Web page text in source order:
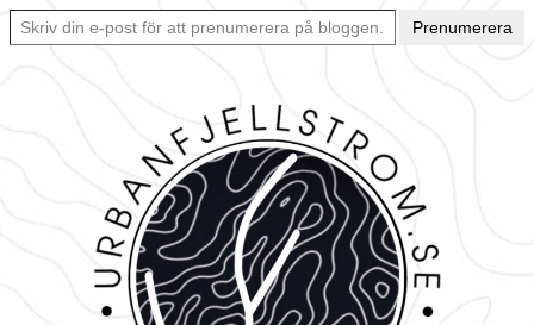
Hoppa
Skriv din e-post för att prenumerera på bloggen… Ett enkelt sätt att hålla sig uppdaterad automatiskt.
Prenumerera